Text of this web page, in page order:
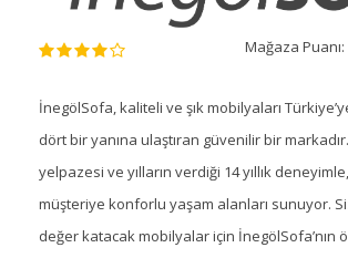
Mağaza Puanı:
İnegölSofa, kaliteli ve şık mobilyaları
dört bir yanına ulaştıran güvenilir bir
yelpazesi ve yılların verdiği 14 yıllık
müşteriye konforlu yaşam alanları sunuyor.
değer katacak mobilyalar için İnegölSofa’nın